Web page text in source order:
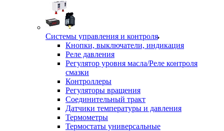
Системы управления и контроля
Кнопки, выключатели, индикация
Реле давления
Регулятор уровня масла/Реле контроля
смазки
Контроллеры
Регуляторы вращения
Соединительный тракт
Датчики температуры и давления
Термометры
Термостаты универсальные